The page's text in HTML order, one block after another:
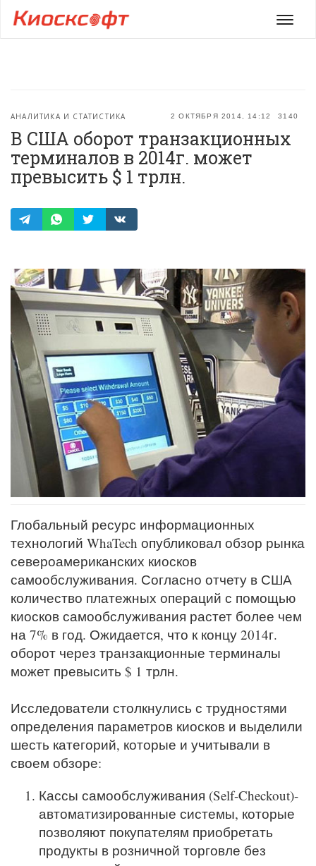
Меню
2 ОКТЯБРЯ 2014, 14:12 3140
АНАЛИТИКА И СТАТИСТИКА
В США оборот транзакционных
терминалов в 2014г. может
превысить $ 1 трлн.
Глобальный ресурс информационных
технологий WhaTech опубликовал обзор рынка
североамериканских киосков
самообслуживания. Согласно отчету в США
количество платежных операций с помощью
киосков самообслуживания растет более чем
на 7% в год. Ожидается, что к концу 2014г.
оборот через транзакционные терминалы
может превысить $ 1 трлн.
Исследователи столкнулись с трудностями
определения параметров киосков и выделили
шесть категорий, которые и учитывали в
своем обзоре:
Кассы самообслуживания (Self-Checkout)-
автоматизированные системы, которые
позволяют покупателям приобретать
продукты в розничной торговле без